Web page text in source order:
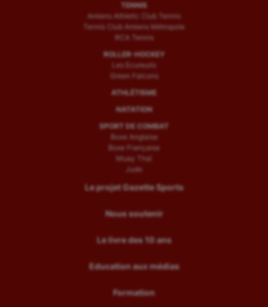
TENNIS
Amiens Athletic Club Tennis
Tennis Club Amiens Métropole
RCA Tennis
ROLLER-HOCKEY
Les Ecureuils
Green Falcons
ATHLÉTISME
NATATION
SPORT DE COMBAT
Boxe Anglaise
Boxe Française
Muay Thaï
Judo
Le projet Gazette Sports
Nous soutenir
Le livre des 10 ans
Education aux médias
Formation